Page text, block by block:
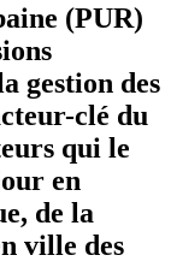
(PUR)
gestion des
clé du
qui le
en
de la
ville des